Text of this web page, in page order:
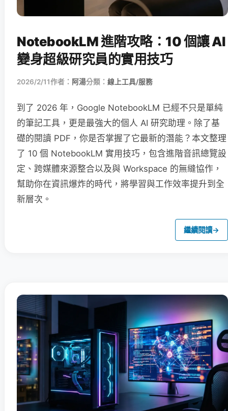
NotebookLM 進階攻略：10 個讓 AI
變身超級研究員的實用技巧
2026/2/11作者： 阿湯分類： 線上工具/服務
到了 2026 年，Google NotebookLM 已經不只是單純
的筆記工具，更是最強大的個人 AI 研究助理。除了基
礎的閱讀 PDF，你是否掌握了它最新的潛能？本文整理
了 10 個 NotebookLM 實用技巧，包含進階音訊總覽設
定、跨媒體來源整合以及與 Workspace 的無縫協作，
幫助你在資訊爆炸的時代，將學習與工作效率提升到全
新層次。
繼續閱讀→